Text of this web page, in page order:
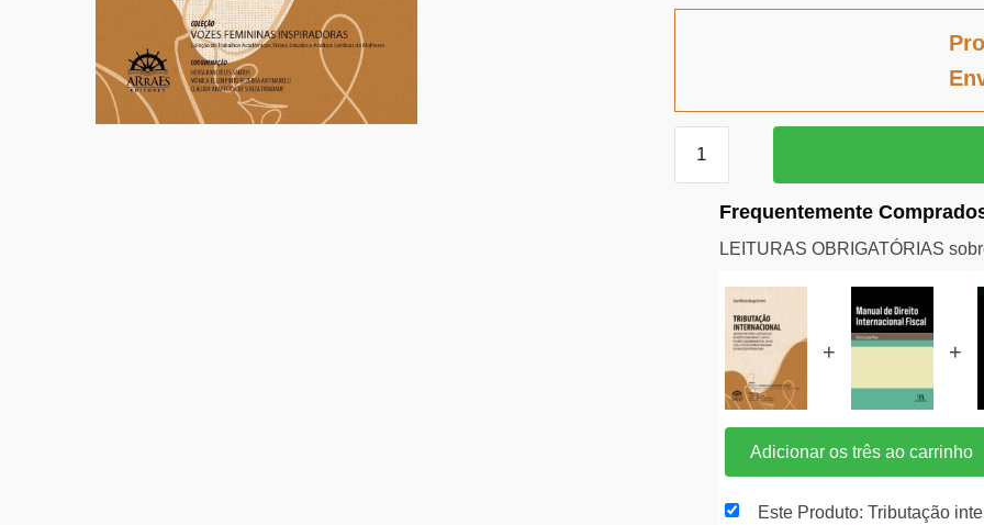
internacional
Frequentemente
LEITURAS OBRIGATÓRIAS
+ +
Adicionar os três ao carrinho
Este Produto: Tributação